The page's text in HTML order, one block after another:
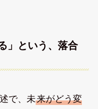
」という、落合
で、未来がどう変